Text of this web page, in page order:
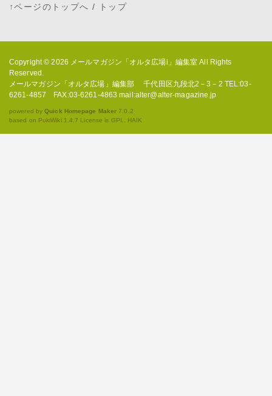
↑ページのトップへ / トップ
Copyright © 2026 メールマガジン「オルタ広場i」編集室 All Rights
Reserved.
メールマガジン「オルタ広場」編集部 千代田区九段北2－3－2 TEL:03-
6261-4857 FAX:03-6261-4863 mail:alter@alter-magazine.jp
powered byQuick Homepage Maker 7.0.2
based on PukiWiki 1.4.7 License is GPL. HAIK